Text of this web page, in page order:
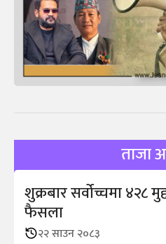
ताजा
शुक्रबार सर्वोच्चमा ४२८
फैसला
२२ साउन २०८३